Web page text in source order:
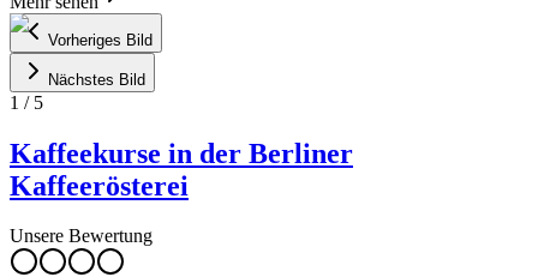
Vorheriges Bild
Nächstes Bild
1 / 5
Kaffeekurse in der Berliner
Kaffeerösterei
Unsere Bewertung